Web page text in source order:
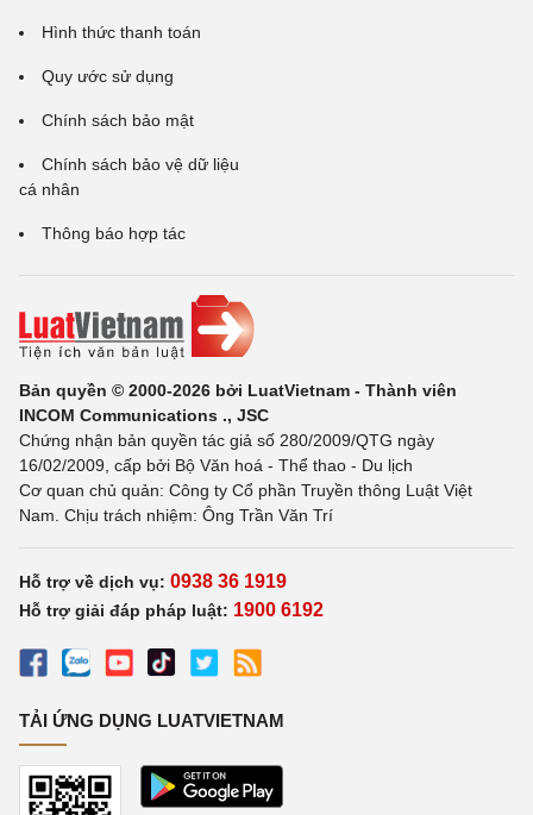
Hình thức thanh toán
Quy ước sử dụng
Chính sách bảo mật
Chính sách bảo vệ dữ liệu
cá nhân
Thông báo hợp tác
Bản quyền © 2000-2026 bởi LuatVietnam - Thành viên
INCOM Communications ., JSC
Chứng nhận bản quyền tác giả số 280/2009/QTG ngày
16/02/2009, cấp bởi Bộ Văn hoá - Thể thao - Du lịch
Cơ quan chủ quản: Công ty Cổ phần Truyền thông Luật Việt
Nam. Chịu trách nhiệm: Ông Trần Văn Trí
Hỗ trợ về dịch vụ: 0938 36 1919
Hỗ trợ giải đáp pháp luật: 1900 6192
TẢI ỨNG DỤNG LUATVIETNAM